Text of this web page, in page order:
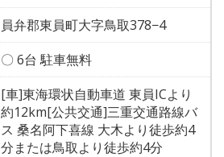
員弁郡東員町大字鳥取378−4
〇 6台 駐車無料
[車]東海環状自動車道 東員ICより
約12km[公共交通]三重交通路線バ
ス 桑名阿下喜線 大木より徒歩約4
分または鳥取より徒歩約4分